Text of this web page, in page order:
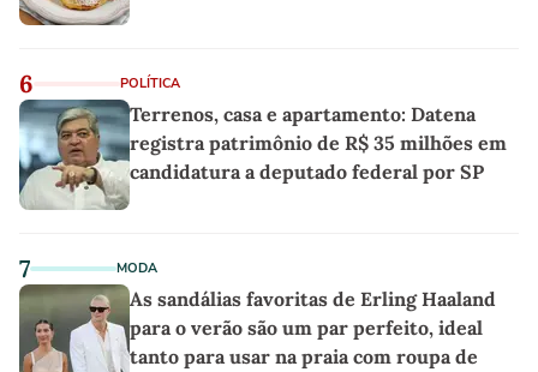
6 POLÍTICA
Terrenos, casa e apartamento: Datena
registra patrimônio de R$ 35 milhões em
candidatura a deputado federal por SP
7 MODA
As sandálias favoritas de Erling Haaland
para o verão são um par perfeito, ideal
tanto para usar na praia com roupa de